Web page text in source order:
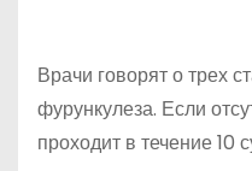
Врачи говорят о трех
фурункулеза. Если
проходит в течение 10